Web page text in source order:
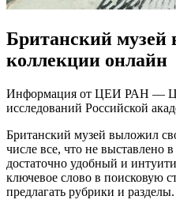
Британский музей
коллекции онлайн
Информация от ЦЕИ РАН —
исследований Российской
Британский музей выложил
числе все, что не выставлено
достаточно удобный и
ключевое слово в поисковую
предлагать рубрики и разделы.